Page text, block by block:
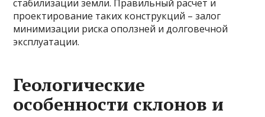
стабилизации земли. Правильный расчет и
проектирование таких конструкций – залог
минимизации риска оползней и долговечной
эксплуатации.
Геологические
особенности склонов и